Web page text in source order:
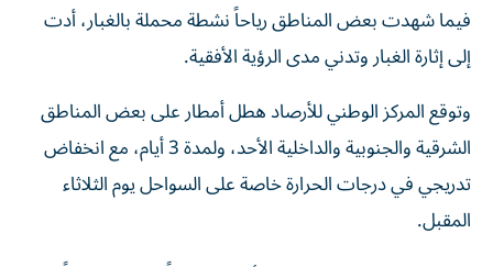
فيما شهدت بعض المناطق رياحاً نشطة محملة بالغبار، أدت
إلى إثارة الغبار وتدني مدى الرؤية الأفقية.
وتوقع المركز الوطني للأرصاد هطل أمطار على بعض المناطق
الشرقية والجنوبية والداخلية الأحد، ولمدة 3 أيام، مع انخفاض
تدريجي في درجات الحرارة خاصة على السواحل يوم الثلاثاء
المقبل.